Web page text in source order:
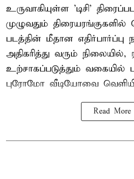
உருவாகியுள்ள 'டிசி'
முழுவதும்
படத்தின் மீதான எதிர்பார்ப்பு
அதிகரித்து வரும்
உற்சாகப்படுத்தும் வகையில்
புரோமோ வீடியோவை
Read More